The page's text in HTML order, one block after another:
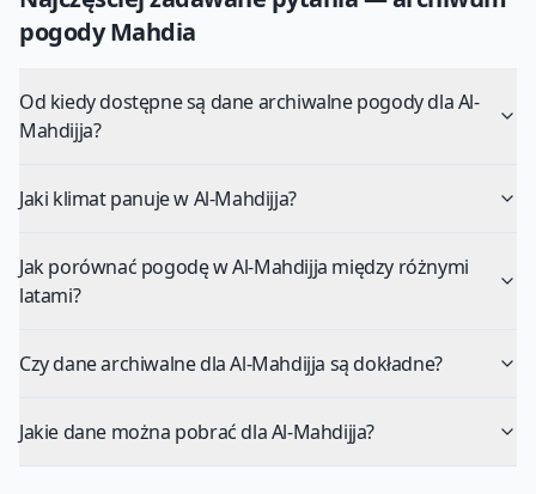
pogodyMahdia
Od kiedy dostępne są dane archiwalne pogody dla Al-
Mahdijja?
Jaki klimat panuje w Al-Mahdijja?
Jak porównać pogodę w Al-Mahdijja między różnymi
latami?
Czy dane archiwalne dla Al-Mahdijja są dokładne?
Jakie dane można pobrać dla Al-Mahdijja?